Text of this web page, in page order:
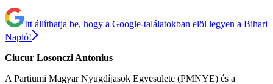
Itt állíthatja be, hogy a Google-találatokban elöl legyen a Bihari
Napló!
Ciucur Losonczi Antonius
A Partiumi Magyar Nyugdíjasok Egyesülete (PMNYE) és a